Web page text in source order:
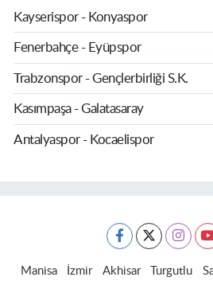
Kayserispor - Konyaspor
Fenerbahçe - Eyüpspor
Trabzonspor - Gençlerbirliği S.K.
Kasımpaşa - Galatasaray
Antalyaspor - Kocaelispor
Manisa İzmir Akhisar Turgutlu